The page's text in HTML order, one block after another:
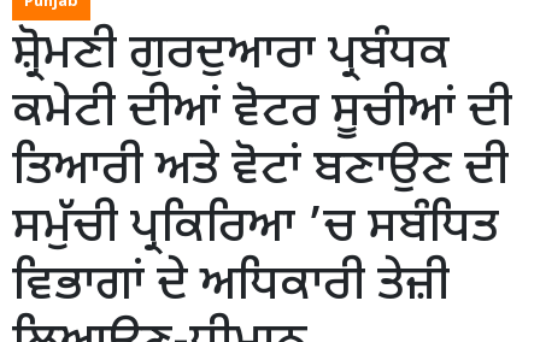
ਸ਼੍ਰੋਮਣੀ ਗੁਰਦੁਆਰਾ ਪ੍ਰਬੰਧਕ
ਕਮੇਟੀ ਦੀਆਂ ਵੋਟਰ ਸੂਚੀਆਂ ਦੀ
ਤਿਆਰੀ ਅਤੇ ਵੋਟਾਂ ਬਣਾਉਣ ਦੀ
ਸਮੁੱਚੀ ਪ੍ਰਕਿਰਿਆ ’ਚ ਸਬੰਧਿਤ
ਵਿਭਾਗਾਂ ਦੇ ਅਧਿਕਾਰੀ ਤੇਜ਼ੀ